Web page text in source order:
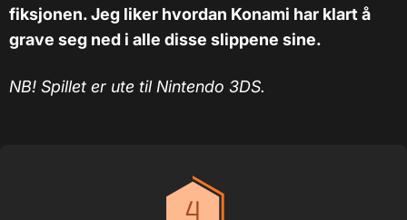
fiksjonen. Jeg liker hvordan Konami har klart å
grave seg ned i alle disse slippene sine.
NB! Spillet er ute til Nintendo 3DS.